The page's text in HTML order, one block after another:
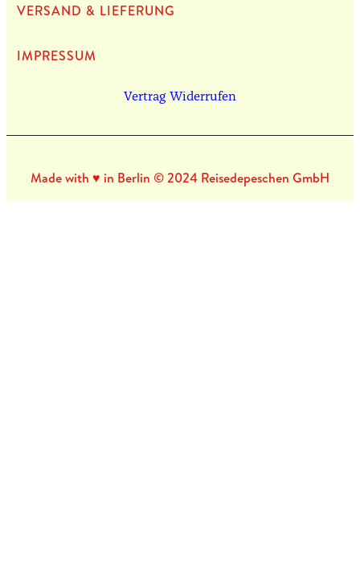
VERSAND & LIEFERUNG
IMPRES­SUM
Vertrag Widerrufen
Made with ♥ in Berlin © 2024 Reisedepeschen GmbH